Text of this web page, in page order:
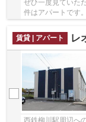
ぜひ一度見ていた
件はアパートです
賃貸 | アパート
レ
西鉄柳川駅周辺へ